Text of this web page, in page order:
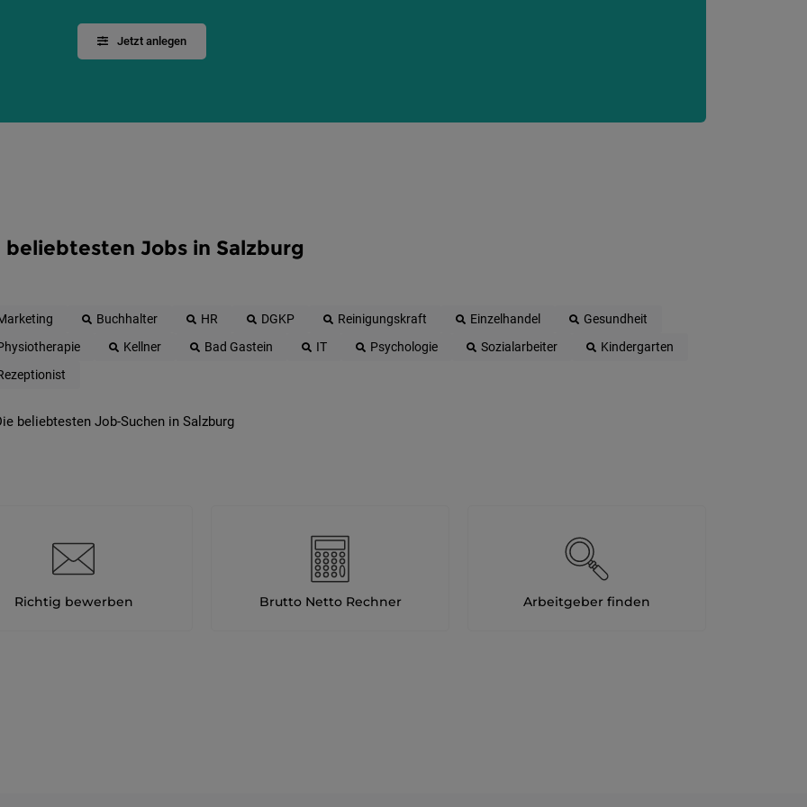
Jetzt anlegen
beliebtesten Jobs in Salzburg
Buchhalter HR DGKP Reinigungskraft Einzelhandel
Gesundheit
Kellner Bad Gastein IT Psychologie Sozialarbeiter
Kindergarten
beliebtesten Job-Suchen in Salzburg
Richtig bewerben Brutto Netto Rechner Arbeitgeber finden